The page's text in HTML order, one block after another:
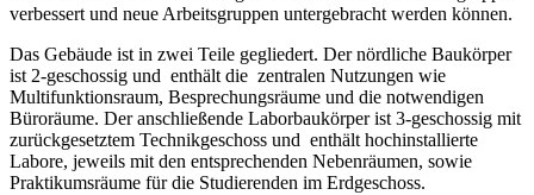
verbessert und neue Arbeitsgruppen untergebracht werden können.
Das Gebäude ist in zwei Teile gegliedert. Der nördliche Baukörper
ist 2-geschossig und enthält die zentralen Nutzungen wie
Multifunktionsraum, Besprechungsräume und die notwendigen
Büroräume. Der anschließende Laborbaukörper ist 3-geschossig mit
zurückgesetztem Technikgeschoss und enthält hochinstallierte
Labore, jeweils mit den entsprechenden Nebenräumen, sowie
Praktikumsräume für die Studierenden im Erdgeschoss.